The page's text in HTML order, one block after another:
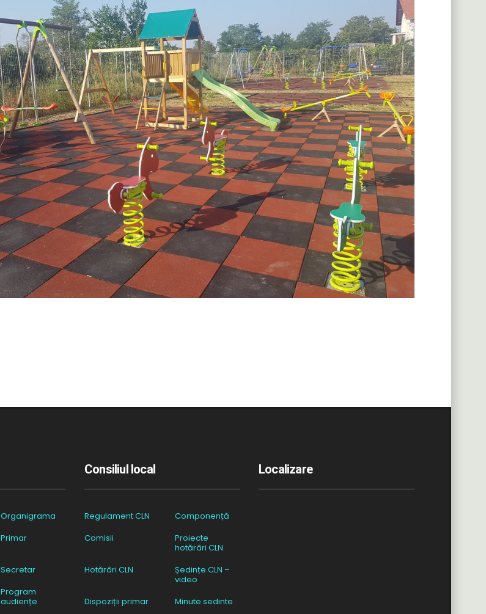
Organigrama
Primar
Secretar
Program
audiențe
Consiliul local
Regulament CLN
Componență
Comisii
Proiecte
hotărâri CLN
Hotărâri CLN
Ședințe CLN –
video
Dispoziții primar
Minute sedinte
Localizare